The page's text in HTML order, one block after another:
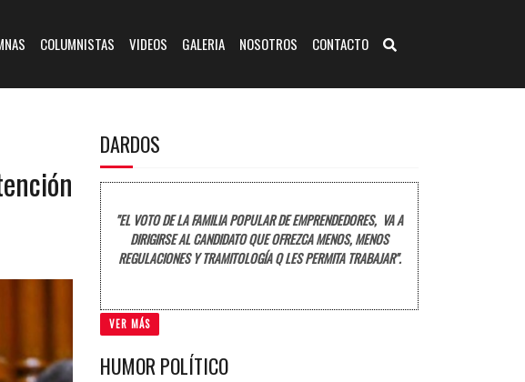
COLUMNISTAS VIDEOS GALERIA NOSOTROS CONTACTO
DARDOS
"EL VOTO DE LA FAMILIA POPULAR DE EMPRENDEDORES, VA A
DIRIGIRSE AL CANDIDATO QUE OFREZCA MENOS, MENOS
REGULACIONES Y TRAMITOLOGÍA Q LES PERMITA TRABAJAR".
VER MÁS
HUMOR POLÍTICO